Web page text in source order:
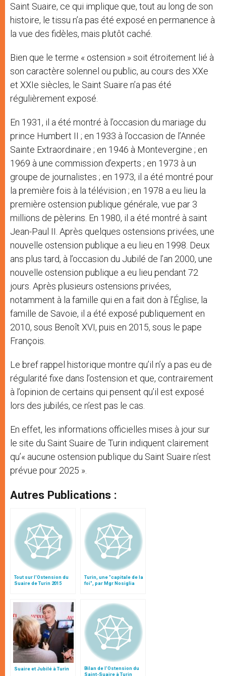
Saint Suaire, ce qui implique que, tout au long de son
histoire, le tissu n’a pas été exposé en permanence à
la vue des fidèles, mais plutôt caché.
Bien que le terme « ostension » soit étroitement lié à
son caractère solennel ou public, au cours des XXe
et XXIe siècles, le Saint Suaire n’a pas été
régulièrement exposé.
En 1931, il a été montré à l’occasion du mariage du
prince Humbert II ; en 1933 à l’occasion de l’Année
Sainte Extraordinaire ; en 1946 à Montevergine ; en
1969 à une commission d’experts ; en 1973 à un
groupe de journalistes ; en 1973, il a été montré pour
la première fois à la télévision ; en 1978 a eu lieu la
première ostension publique générale, vue par 3
millions de pèlerins. En 1980, il a été montré à saint
Jean-Paul II. Après quelques ostensions privées, une
nouvelle ostension publique a eu lieu en 1998. Deux
ans plus tard, à l’occasion du Jubilé de l’an 2000, une
nouvelle ostension publique a eu lieu pendant 72
jours. Après plusieurs ostensions privées,
notamment à la famille qui en a fait don à l’Église, la
famille de Savoie, il a été exposé publiquement en
2010, sous Benoît XVI, puis en 2015, sous le pape
François.
Le bref rappel historique montre qu’il n’y a pas eu de
régularité fixe dans l’ostension et que, contrairement
à l’opinion de certains qui pensent qu’il est exposé
lors des jubilés, ce n’est pas le cas.
En effet, les informations officielles mises à jour sur
le site du Saint Suaire de Turin indiquent clairement
qu’« aucune ostension publique du Saint Suaire n’est
prévue pour 2025 ».
Autres Publications :
Tout sur l'Ostension du
Suaire de Turin 2015
Turin, une "capitale de la
foi", par Mgr Nosiglia
Suaire et Jubilé à Turin
Bilan de l’Ostension du
Saint-Suaire à Turin